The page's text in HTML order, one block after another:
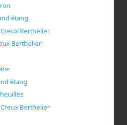
étang
Berthelier
Berthelier
étang
Berthelier